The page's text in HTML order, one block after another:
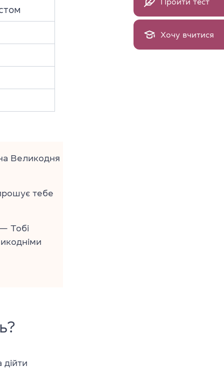
Великодня
тебе
Тобі
Хочу вчитися